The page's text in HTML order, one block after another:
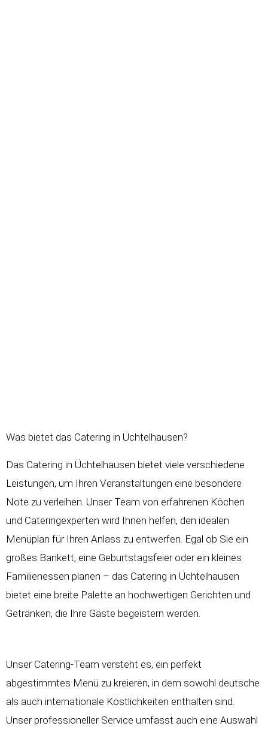
Was bietet das Catering in Üchtelhausen?
Das Catering in Üchtelhausen bietet viele verschiedene
Leistungen, um Ihren Veranstaltungen eine besondere
Note zu verleihen. Unser Team von erfahrenen Köchen
und Cateringexperten wird Ihnen helfen, den idealen
Menüplan für Ihren Anlass zu entwerfen. Egal ob Sie ein
großes Bankett, eine Geburtstagsfeier oder ein kleines
Familienessen planen – das Catering in Üchtelhausen
bietet eine breite Palette an hochwertigen Gerichten und
Getränken, die Ihre Gäste begeistern werden.
Unser Catering-Team versteht es, ein perfekt
abgestimmtes Menü zu kreieren, in dem sowohl deutsche
als auch internationale Köstlichkeiten enthalten sind.
Unser professioneller Service umfasst auch eine Auswahl